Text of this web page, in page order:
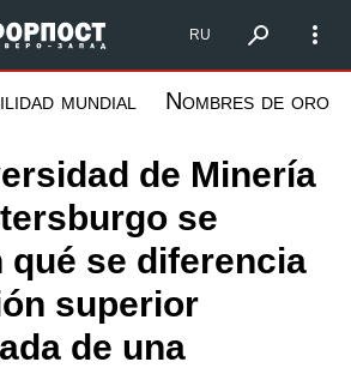
Форпост Северо-Запад
RU
mundial Nombres de oro
de Minería
se
qué se diferencia
superior
de una